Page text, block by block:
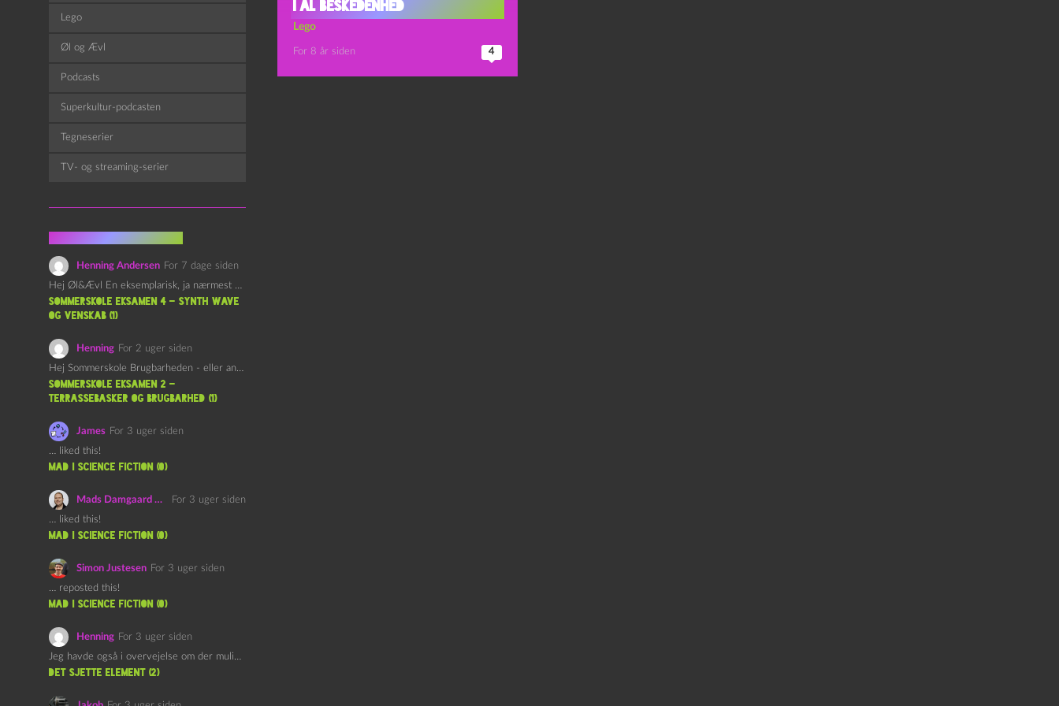
I al beskedenhed
Lego
For 8 år siden 4
Lego
Øl og Ævl
Podcasts
Superkultur-podcasten
Tegneserier
TV- og streaming-serier
Henning Andersen For 7 dage siden
Hej Øl&Ævl En eksemplarisk, ja nærmest yndefuld, afslutning på SOMMERSKOLEN.…
Sommerskole Eksamen 4 – Synth Wave
og Venskab (1)
Henning For 2 uger siden
Hej Sommerskole Brugbarheden - eller anvendeligheden - af "Øl&Ævl" er…
Sommerskole Eksamen 2 –
Terrassebasker og Brugbarhed (1)
James For 3 uger siden
… liked this!
mad i science fiction (0)
Mads Damgaard Mortensen (Å)
For 3 uger siden
… liked this!
mad i science fiction (0)
Simon Justesen For 3 uger siden
… reposted this!
mad i science fiction (0)
Henning For 3 uger siden
Jeg havde også i overvejelse om der muligvis kunne være…
det sjette element (2)